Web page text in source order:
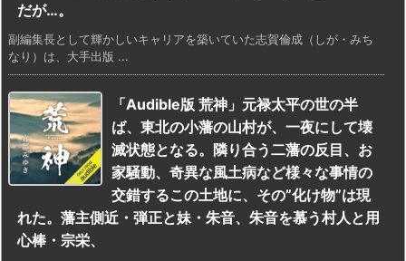
だが…。
副編集長として輝かしいキャリアを築いていた志賀倫成（しが・みち
なり）は、大手出版 ...
「Audible版 荒神」元禄太平の世の半
ば、東北の小藩の山村が、一夜にして壊
滅状態となる。隣り合う二藩の反目、お
家騒動、奇異な風土病など様々な事情の
交錯するこの土地に、その”化け物”は現
れた。藩主側近・弾正と妹・朱音、朱音を慕う村人と用
心棒・宗栄、